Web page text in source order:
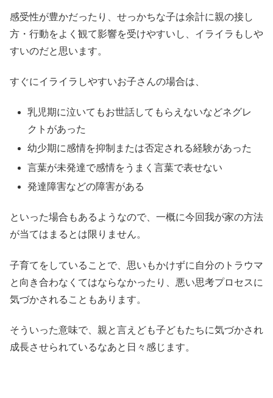
感受性が豊かだったり、せっかちな子は余計に親の接し
方・行動をよく観て影響を受けやすいし、イライラもしや
すいのだと思います。
すぐにイライラしやすいお子さんの場合は、
乳児期に泣いてもお世話してもらえないなどネグレ
クトがあった
幼少期に感情を抑制または否定される経験があった
言葉が未発達で感情をうまく言葉で表せない
発達障害などの障害がある
といった場合もあるようなので、一概に今回我が家の方法
が当てはまるとは限りません。
子育てをしていることで、思いもかけずに自分のトラウマ
と向き合わなくてはならなかったり、悪い思考プロセスに
気づかされることもあります。
そういった意味で、親と言えども子どもたちに気づかされ
成長させられているなあと日々感じます。